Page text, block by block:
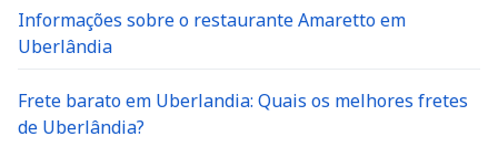
Informações sobre o restaurante Amaretto em
Uberlândia
Frete barato em Uberlandia: Quais os melhores fretes
de Uberlândia?